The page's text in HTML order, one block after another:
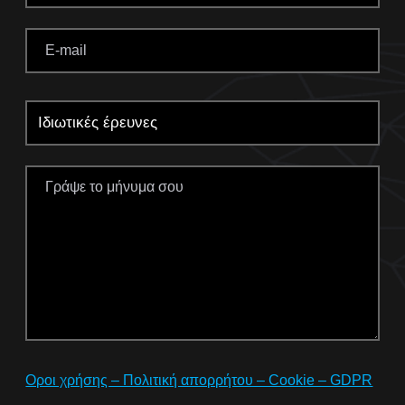
Οροι χρήσης – Πολιτική απορρήτου – Cookie – GDPR